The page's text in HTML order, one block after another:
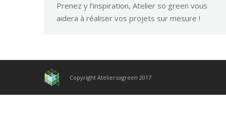
Prenez y l’inspiration, Atelier so green vous
aidera à réaliser vos projets sur mesure !
Copyright Ateliersogreen 2017